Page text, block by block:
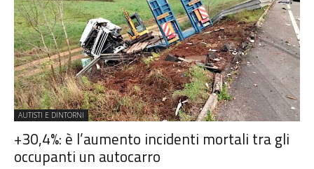
AUTISTI E DINTORNI
+30,4%: è l’aumento incidenti mortali tra gli
occupanti un autocarro